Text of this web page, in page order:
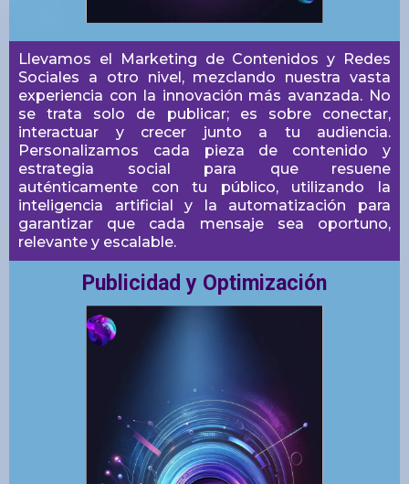
Llevamos el Marketing de Contenidos y Redes
Sociales a otro nivel, mezclando nuestra vasta
experiencia con la innovación más avanzada. No
se trata solo de publicar; es sobre conectar,
interactuar y crecer junto a tu audiencia.
Personalizamos cada pieza de contenido y
estrategia social para que resuene
auténticamente con tu público, utilizando la
inteligencia artificial y la automatización para
garantizar que cada mensaje sea oportuno,
relevante y escalable.
Publicidad y Optimización